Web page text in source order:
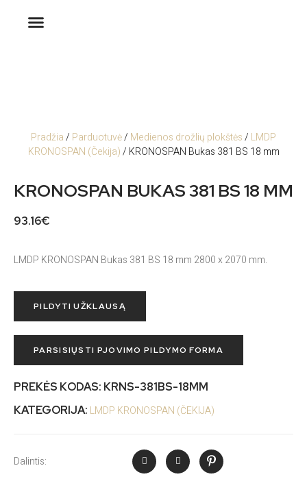
Pradžia/ Parduotuvė/ Medienos drožlių plokštės/ LMDP
KRONOSPAN (Čekija)/ KRONOSPAN Bukas 381 BS 18 mm
KRONOSPAN BUKAS 381 BS 18 MM
93.16€
LMDP KRONOSPAN Bukas 381 BS 18 mm 2800 x 2070 mm.
PILDYTI UŽKLAUSĄ
PARSISIŲSTI PJOVIMO PILDYMO FORMA
PREKĖS KODAS: KRNS-381BS-18MM
KATEGORIJA: LMDP KRONOSPAN (ČEKIJA)
Dalintis: